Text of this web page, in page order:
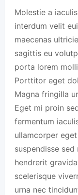
Molestie a
interdum velit
maecenas
sagittis eu
porta lorem
Porttitor eget
Magna fringilla
Eget mi proin
fermentum
ullamcorper
suspendisse sed
hendrerit
scelerisque
urna nec